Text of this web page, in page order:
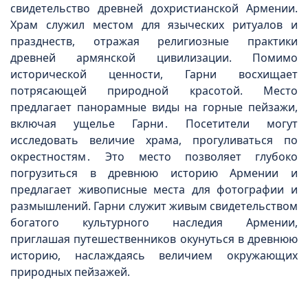
свидетельство древней дохристианской Армении.
Храм служил местом для языческих ритуалов и
празднеств, отражая религиозные практики
древней армянской цивилизации. Помимо
исторической ценности, Гарни восхищает
потрясающей природной красотой. Место
предлагает панорамные виды на горные пейзажи,
включая ущелье Гарни․ Посетители могут
исследовать величие храма, прогуливаться по
окрестностям․ Это место позволяет глубоко
погрузиться в древнюю историю Армении и
предлагает живописные места для фотографии и
размышлений. Гарни служит живым свидетельством
богатого культурного наследия Армении,
приглашая путешественников окунуться в древнюю
историю, наслаждаясь величием окружающих
природных пейзажей.